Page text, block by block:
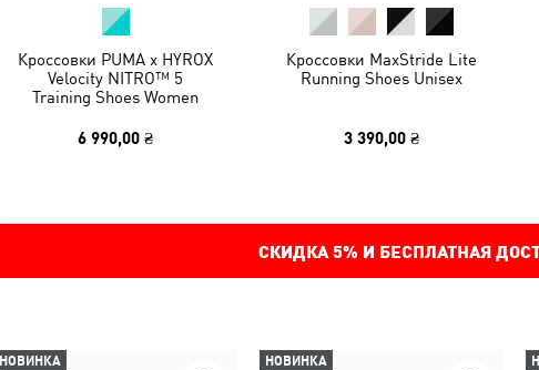
Кроссовки PUMA x HYROX
Velocity NITRO™ 5
Training Shoes Women
6 990,00 ₴
Кроссовки MaxStride Lite
Running Shoes Unisex
3 390,00 ₴
СКИДКА 5% И БЕСПЛАТНАЯ
НОВИНКА НОВИНКА